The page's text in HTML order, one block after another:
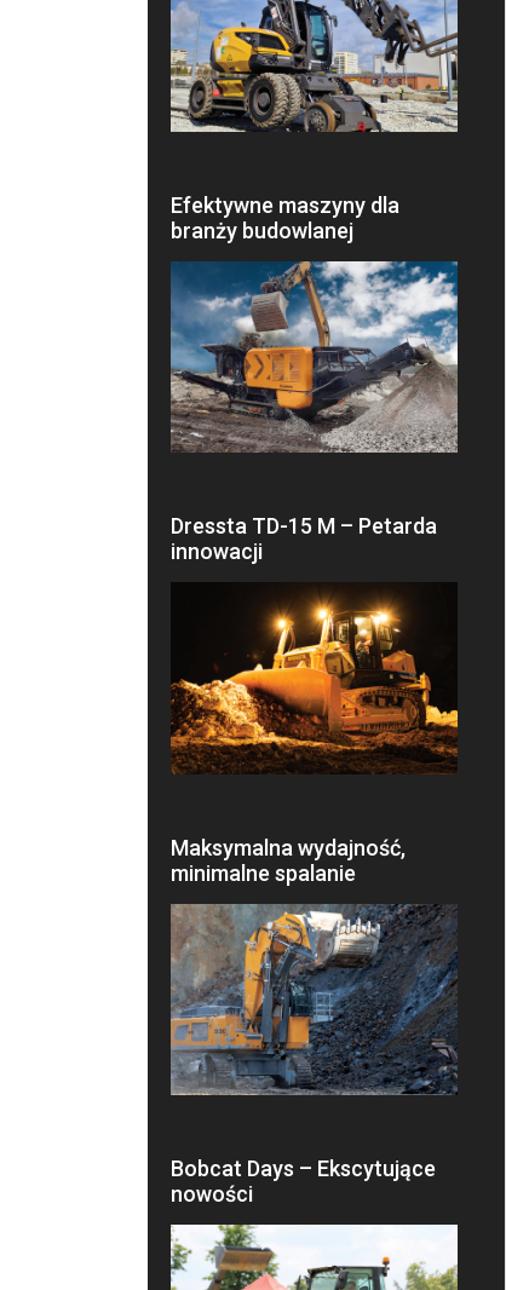
Efektywne maszyny dla
branży budowlanej
Dressta TD-15 M – Petarda
innowacji
Maksymalna wydajność,
minimalne spalanie
Bobcat Days – Ekscytujące
nowości